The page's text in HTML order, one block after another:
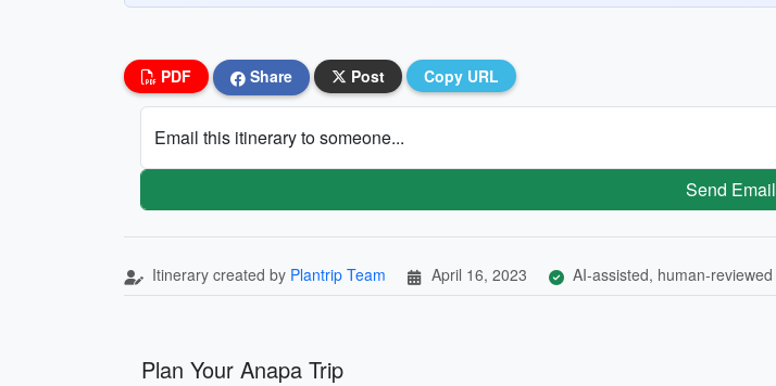
PDF Share Post Copy URL
Email this itinerary to someone...
Send Email
Itinerary created by Plantrip Team April 16, 2023 AI-assisted, human-reviewed
Plan Your Anapa Trip